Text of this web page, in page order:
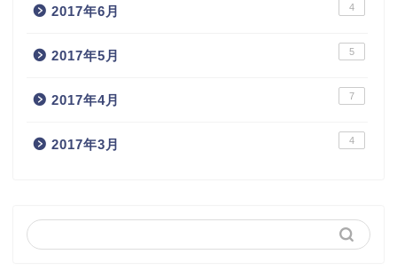
2017年6月 4
2017年5月 5
2017年4月 7
2017年3月 4